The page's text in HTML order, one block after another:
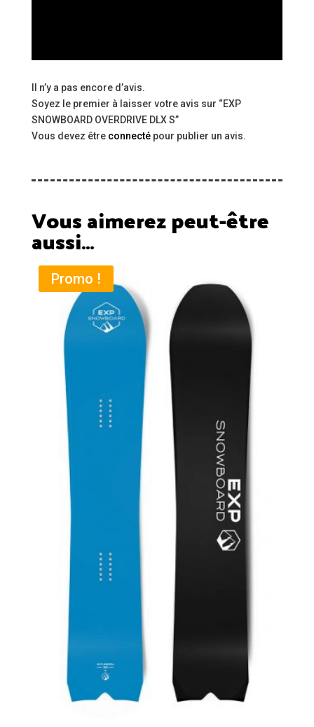
Il n’y a pas encore d’avis.
Soyez le premier à laisser votre avis sur “EXP
SNOWBOARD OVERDRIVE DLX S”
Vous devez être connectépour publier un avis.
Vous aimerez peut-être
aussi…
Promo !